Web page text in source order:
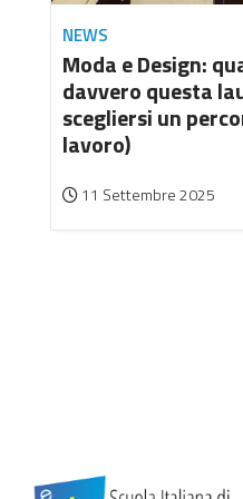
NEWS
Moda e Design:
davvero questa
scegliersi un
lavoro)
11 Settembre 2025